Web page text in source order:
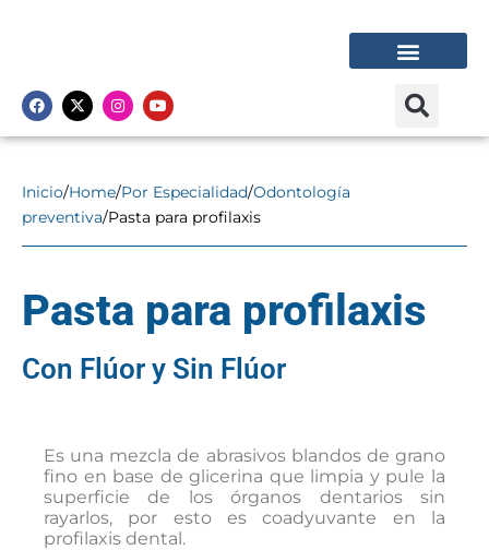
Inicio/Home/Por Especialidad/Odontología
preventiva/Pasta para profilaxis
Pasta para profilaxis
Con Flúor y Sin Flúor
n
a
y
r
b
u
e
a
Es una mezcla de abrasivos blandos de grano
fino en base de glicerina que limpia y pule la
superficie de los órganos dentarios sin
rayarlos, por esto es coadyuvante en la
profilaxis dental.